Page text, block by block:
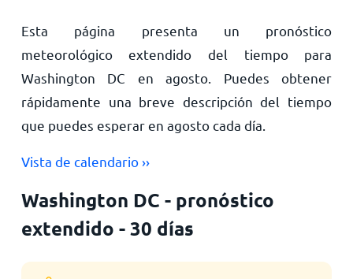
Esta página presenta un pronóstico
meteorológico extendido del tiempo para
Washington DC en agosto. Puedes obtener
rápidamente una breve descripción del tiempo
que puedes esperar en agosto cada día.
Vista de calendario ››
Washington DC - pronóstico
extendido - 30 días